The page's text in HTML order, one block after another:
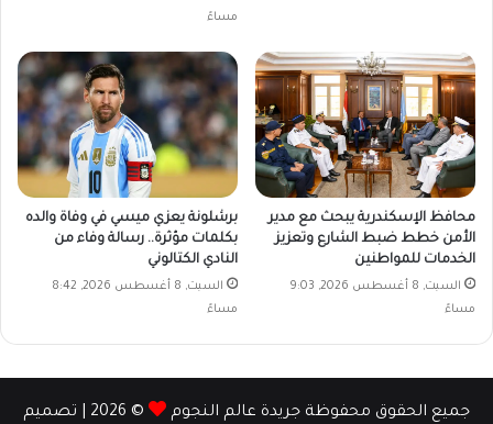
مساءً
محافظ الإسكندرية يبحث مع مدير
الأمن خطط ضبط الشارع وتعزيز
الخدمات للمواطنين
السبت, 8 أغسطس 2026, 9:03
مساءً
برشلونة يعزي ميسي في وفاة والده
بكلمات مؤثرة.. رسالة وفاء من
النادي الكتالوني
السبت, 8 أغسطس 2026, 8:42
مساءً
جميع الحقوق محفوظة جريدة عالم النجوم © 2026 | تصميم